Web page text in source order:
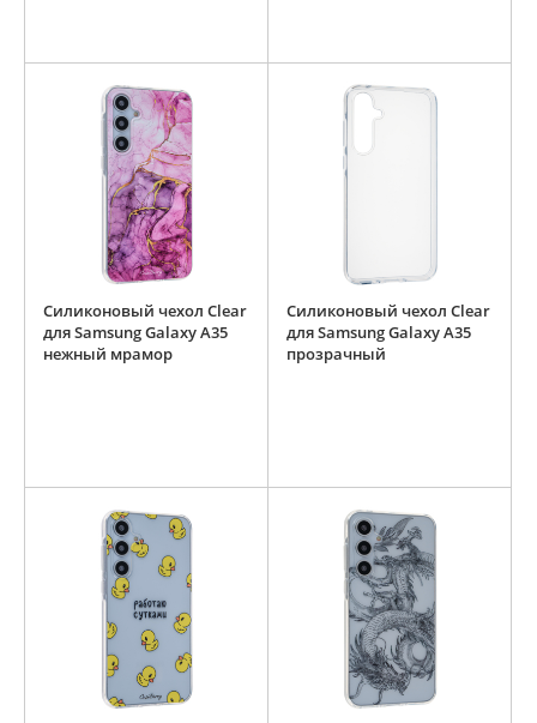
Силиконовый чехол Clear
для Samsung Galaxy A35
нежный мрамор
Силиконовый чехол Clear
для Samsung Galaxy A35
прозрачный